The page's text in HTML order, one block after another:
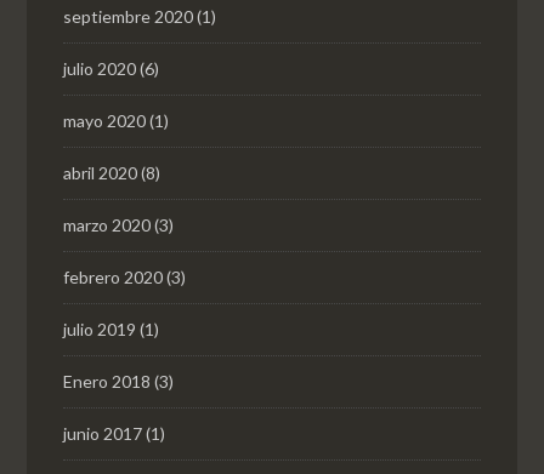
septiembre 2020(1)
julio 2020(6)
mayo 2020(1)
abril 2020(8)
marzo 2020(3)
febrero 2020(3)
julio 2019 (1)
Enero 2018 (3)
junio 2017(1)